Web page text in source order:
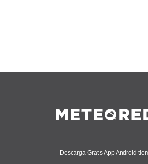
Descarga Gratis App Android